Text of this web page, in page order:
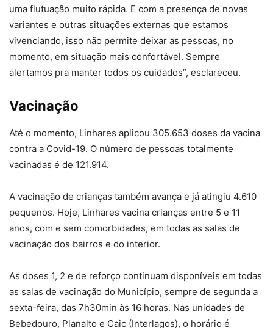
uma flutuação muito rápida. E com a presença de novas
variantes e outras situações externas que estamos
vivenciando, isso não permite deixar as pessoas, no
momento, em situação mais confortável. Sempre
alertamos pra manter todos os cuidados”, esclareceu.
Vacinação
Até o momento, Linhares aplicou 305.653 doses da vacina
contra a Covid-19. O número de pessoas totalmente
vacinadas é de 121.914.
A vacinação de crianças também avança e já atingiu 4.610
pequenos. Hoje, Linhares vacina crianças entre 5 e 11
anos, com e sem comorbidades, em todas as salas de
vacinação dos bairros e do interior.
As doses 1, 2 e de reforço continuam disponíveis em todas
as salas de vacinação do Município, sempre de segunda a
sexta-feira, das 7h30min às 16 horas. Nas unidades de
Bebedouro, Planalto e Caic (Interlagos), o horário é